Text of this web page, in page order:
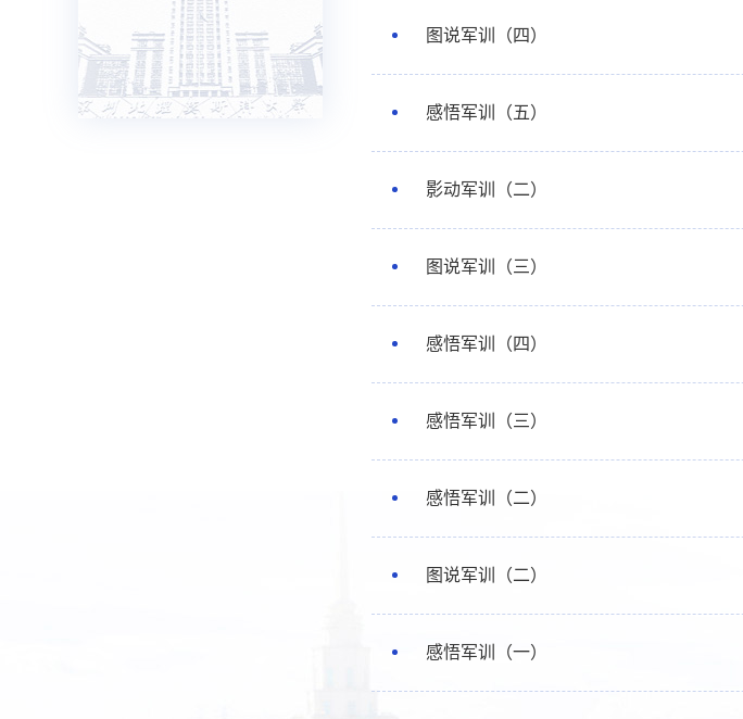
图说军训（四）
感悟军训（五）
影动军训（二）
图说军训（三）
感悟军训（四）
感悟军训（三）
感悟军训（二）
图说军训（二）
感悟军训（一）